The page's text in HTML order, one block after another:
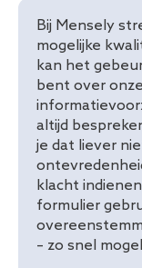
Bij Mensely
mogelijke
kan het
bent over
altijd
je dat liever
klacht
formulier
– zo snel